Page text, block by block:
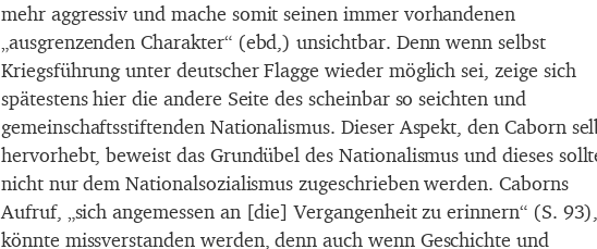
mehr aggressiv und mache somit seinen immer vorhandenen
„ausgrenzenden Charakter“ (ebd,) unsichtbar. Denn wenn selbst
Kriegsführung unter deutscher Flagge wieder möglich sei, zeige sich
spätestens hier die andere Seite des scheinbar so seichten und
gemeinschaftsstiftenden Nationalismus. Dieser Aspekt, den Caborn
hervorhebt, beweist das Grundübel des Nationalismus und dieses
nicht nur dem Nationalsozialismus zugeschrieben werden. Caborns
Aufruf, „sich angemessen an [die] Vergangenheit zu erinnern“ (S. 93),
könnte missverstanden werden, denn auch wenn Geschichte und